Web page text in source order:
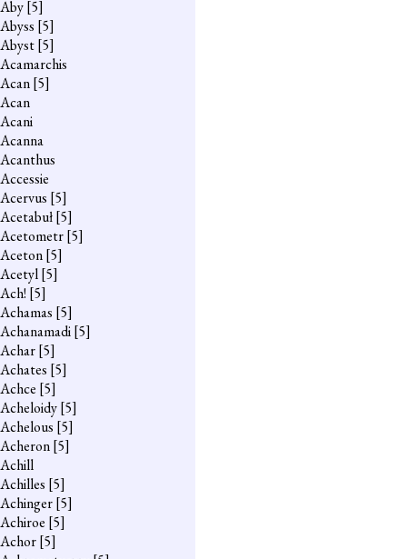
Aby[5]
Abyss [5]
Abyst[5]
Acamarchis
Acan[5]
Acan
Acani
Acanna
Acanthus
Accessie
Acervus [5]
Acetabuł[5]
Acetometr[5]
Aceton[5]
Acetyl[5]
Ach! [5]
Achamas [5]
Achanamadi[5]
Achar[5]
Achates [5]
Achce [5]
Acheloidy[5]
Achelous [5]
Acheron[5]
Achill
Achilles [5]
Achinger[5]
Achiroe [5]
Achor[5]